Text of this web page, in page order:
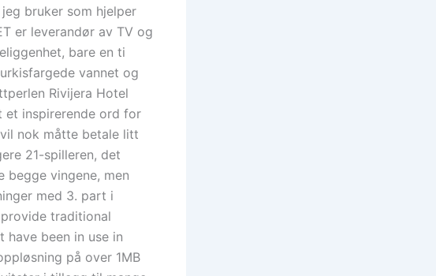
bruker som hjelper
er leverandør av TV og
bare en ti
vannet og
Rivijera Hotel
et inspirerende ord for
nok måtte betale litt
21-spilleren, det
begge vingene, men
med 3. part i
traditional
have been in use in
på over 1MB